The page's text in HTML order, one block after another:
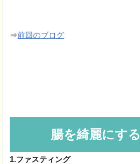
⇒前回のブログ
腸を綺麗にす
1.ファスティング